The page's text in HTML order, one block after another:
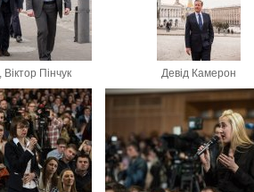
Пінчук Девід Камерон